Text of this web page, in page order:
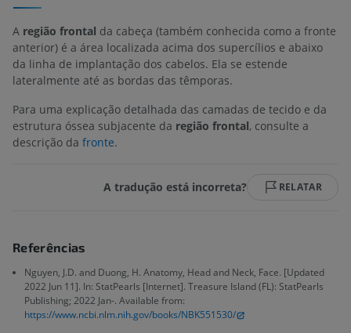
A região frontal da cabeça (também conhecida como a fronte
anterior) é a área localizada acima dos supercílios e abaixo
da linha de implantação dos cabelos. Ela se estende
lateralmente até as bordas das têmporas.
Para uma explicação detalhada das camadas de tecido e da
estrutura óssea subjacente da região frontal, consulte a
descrição da fronte.
A tradução está incorreta? RELATAR
Referências
Nguyen, J.D. and Duong, H. Anatomy, Head and Neck, Face. [Updated
2022 Jun 11]. In: StatPearls [Internet]. Treasure Island (FL): StatPearls
Publishing; 2022 Jan-. Available from:
https://www.ncbi.nlm.nih.gov/books/NBK551530/